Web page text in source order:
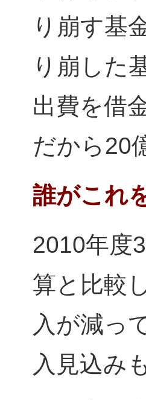
り崩す基
り崩した
出費を借
だから20
誰がこれ
2010年度
算と比較
入が減っ
入見込み